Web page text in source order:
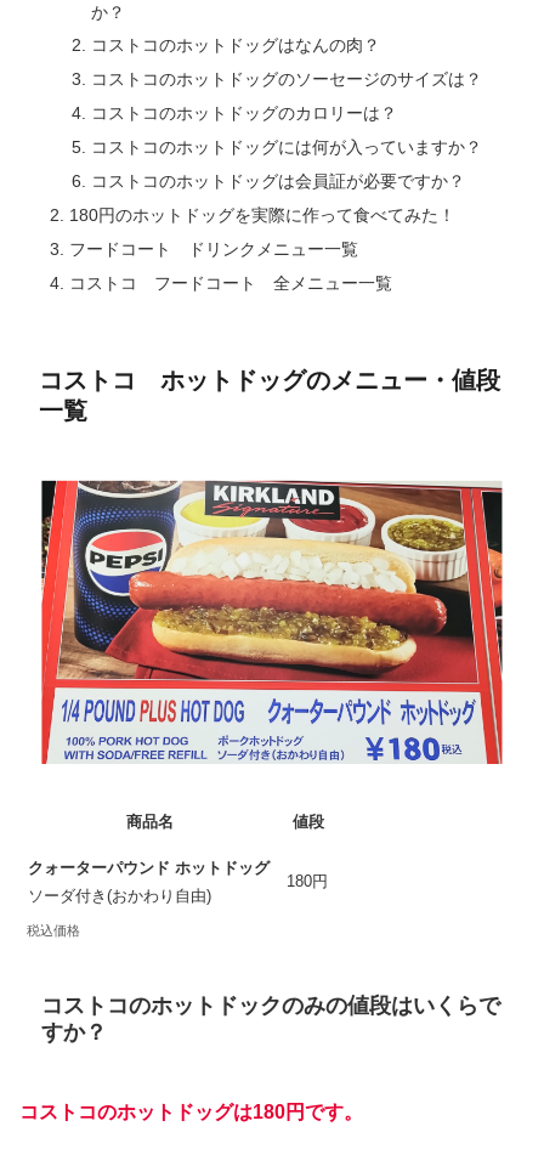
か？
コストコのホットドッグはなんの肉？
コストコのホットドッグのソーセージのサイズは？
コストコのホットドッグのカロリーは？
コストコのホットドッグには何が入っていますか？
コストコのホットドッグは会員証が必要ですか？
180円のホットドッグを実際に作って食べてみた！
フードコート ドリンクメニュー一覧
コストコ フードコート 全メニュー一覧
コストコ ホットドッグのメニュー・値段
一覧
商品名 値段
クォーターパウンド ホットドッグ
ソーダ付き(おかわり自由)
180円
税込価格
コストコのホットドックのみの値段はいくらで
すか？
コストコのホットドッグは180円です。